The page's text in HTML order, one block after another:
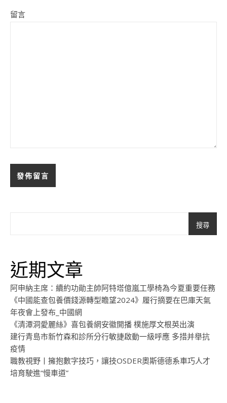
留言
搜尋
近期文章
阿申納主席：續約功勛主帥阿特塔億嵐工學椅為今夏重要任務
《中國能查包養價錢源轉型瞻望2024》履行摘要在巴庫天氣
年夜會上發布_中國網
《清潭洞愛麗絲》喜包養網安徽開播 樸施厚文根英出演
建行青島市新竹森和診所分行敏捷啟動一級呼應 多措并舉抗
疫情
職教視野丨擁抱數字技巧，讓技OSDER奧斯德德系車巧人才
培育駛進“慢車道”